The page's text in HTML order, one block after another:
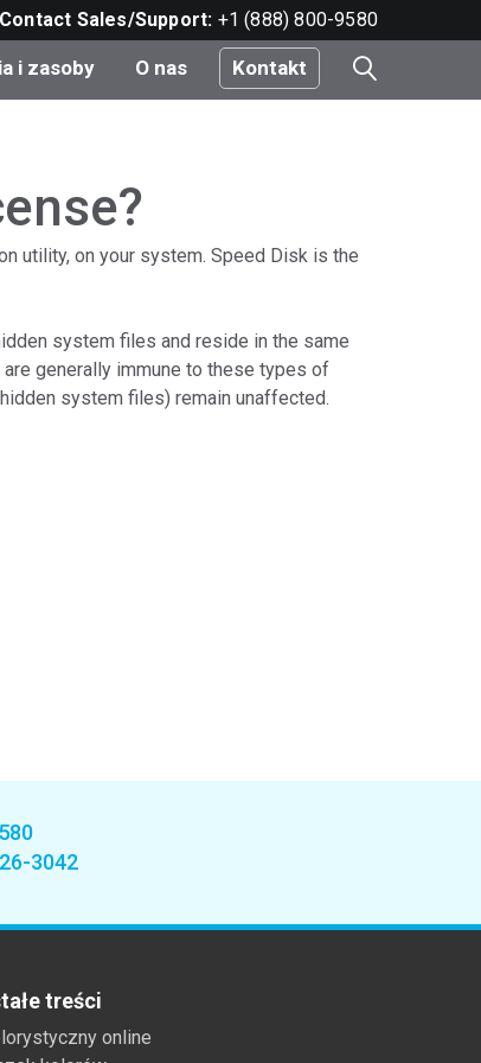
Contact Sales/Support: +1 (888) 800-9580
i zasoby O nas Kontakt
utility, on your system. Speed Disk is the
system files and reside in the same
generally immune to these types of
system files) remain unaffected.
3042
treści
online